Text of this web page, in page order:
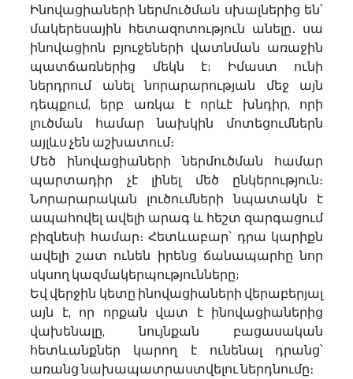
Ինովացիաների ներմուծման սխալներից են՝
մակերեսային հետազոտություն անելը․ սա
ինովացիոն բյուջեների վատնման առաջին
պատճառներից մեկն է; Իմաստ ունի
ներդրում անել նորարարության մեջ այն
դեպքում, երբ առկա է որևէ խնդիր, որի
լուծման համար նախկին մոտեցումներն
այլևս չեն աշխատում։
Մեծ ինովացիաների ներմուծման համար
պարտադիր չէ լինել մեծ ընկերություն։
Նորարարական լուծումների նպատակն է
ապահովել ավելի արագ և հեշտ զարգացում
բիզնեսի համար։ Հետևաբար՝ դրա կարիքն
ավելի շատ ունեն իրենց ճանապարհը նոր
սկսող կազմակերպությունները;
Եվ վերջին կետը ինովացիաների վերաբերյալ
այն է, որ որքան վատ է ինովացիաներից
վախենալը, նույնքան բացասական
հետևանքներ կարող է ունենալ դրանց՝
առանց նախապատրաստվելու ներդնումը։